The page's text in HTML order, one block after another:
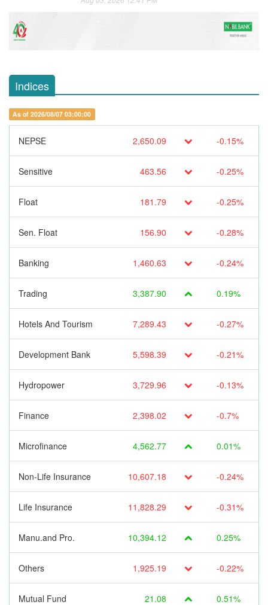
Indices
As of 2026/08/07 03:00:00
NEPSE 2,650.09 -0.15%
Sensitive 463.56 -0.25%
Float 181.79 -0.25%
Sen. Float 156.90 -0.28%
Banking 1,460.63 -0.24%
Trading 3,387.90 0.19%
Hotels And Tourism 7,289.43 -0.27%
Development Bank 5,598.39 -0.21%
Hydropower 3,729.96 -0.13%
Finance 2,398.02 -0.7%
Microfinance 4,562.77 0.01%
Non-Life Insurance 10,607.18 -0.24%
Life Insurance 11,828.29 -0.31%
Manu.and Pro. 10,394.12 0.25%
Others 1,925.19 -0.22%
Mutual Fund 21.08 0.51%